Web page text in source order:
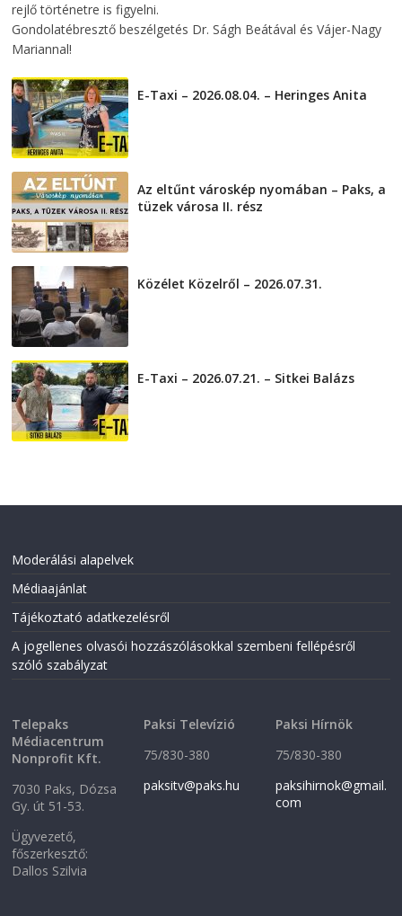
rejlő történetre is figyelni.
Gondolatébresztő beszélgetés Dr. Ságh Beátával és Vájer-Nagy
Mariannal!
E-Taxi – 2026.08.04. – Heringes Anita
Az eltűnt városkép nyomában – Paks, a
tüzek városa II. rész
Közélet Közelről – 2026.07.31.
E-Taxi – 2026.07.21. – Sitkei Balázs
Moderálási alapelvek
Médiaajánlat
Tájékoztató adatkezelésről
A jogellenes olvasói hozzászólásokkal szembeni fellépésről
szóló szabályzat
Telepaks
Médiacentrum
Nonprofit Kft.
7030 Paks, Dózsa
Gy. út 51-53.
Ügyvezető,
főszerkesztő:
Dallos Szilvia
Paksi Televízió
75/830-380
paksitv@paks.hu
Paksi Hírnök
75/830-380
paksihirnok@gmail.
com